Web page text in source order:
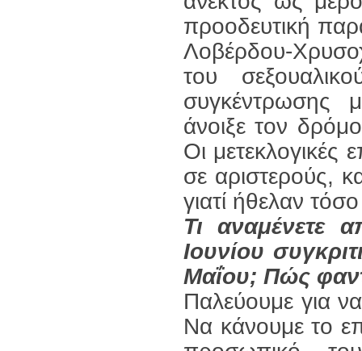
προοδευτική
Λοβέρδου-
του
συγκέντρωσης
άνοιξε τον
Οι μετεκλογικές
σε αριστερούς,
γιατί ήθελαν
Τι αναμένετε
Ιουνίου
Μαΐου; Πώς
Παλεύουμε για
Να κάνουμε το